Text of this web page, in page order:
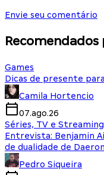
Envie seu comentário
Recomendados
Games
Dicas de presente
Camila Hortencio
07.ago.26
Séries, TV e Streaming
Entrevista: Benjamin
de dualidade de
Pedro Siqueira